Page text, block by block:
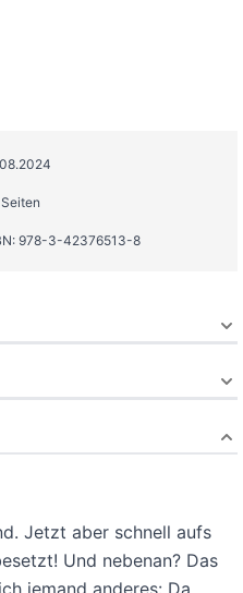
978-3-42376513-8
Jetzt aber schnell aufs
Und nebenan? Das
jemand anderes: Da